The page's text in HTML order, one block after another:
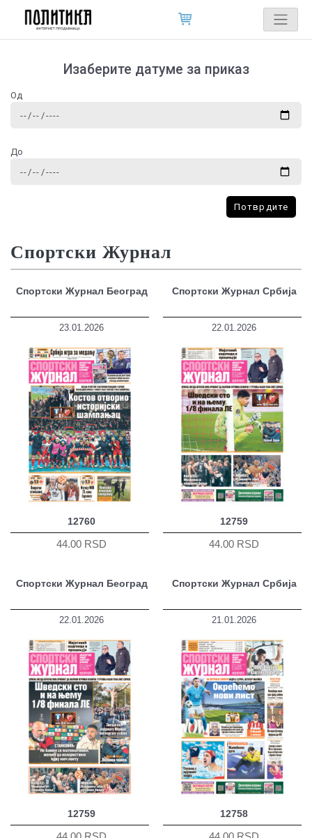
Изаберите датуме за приказ
Од
До
Потврдите
Спортски Журнал
Спортски Журнал Београд
23.01.2026
12760
44.00 RSD
Спортски Журнал Србија
22.01.2026
12759
44.00 RSD
Спортски Журнал Београд
22.01.2026
12759
Спортски Журнал Србија
21.01.2026
12758